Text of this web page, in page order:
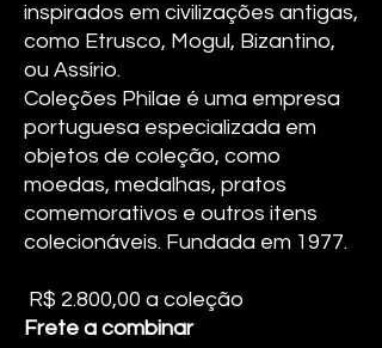
inspirados em civilizações antigas,
como Etrusco, Mogul, Bizantino,
ou Assírio.
Coleções Philae é uma empresa
portuguesa especializada em
objetos de coleção, como
moedas, medalhas, pratos
comemorativos e outros itens
colecionáveis. Fundada em 1977.
R$ 2.800,00 a coleção
Frete a combinar